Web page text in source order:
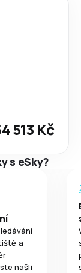
513 Kč
s eSky?
a
našli